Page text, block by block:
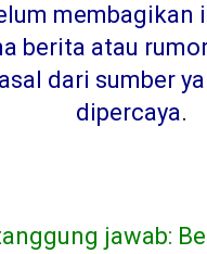
membagikan
berita atau
dari sumber
dipercaya.
jawab: